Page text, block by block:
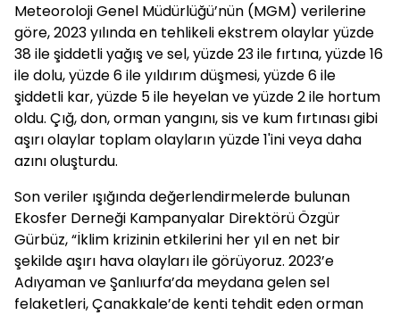
Meteoroloji Genel Müdürlüğü’nün (MGM) verilerine
göre, 2023 yılında en tehlikeli ekstrem olaylar yüzde
38 ile şiddetli yağış ve sel, yüzde 23 ile fırtına, yüzde 16
ile dolu, yüzde 6 ile yıldırım düşmesi, yüzde 6 ile
şiddetli kar, yüzde 5 ile heyelan ve yüzde 2 ile hortum
oldu. Çığ, don, orman yangını, sis ve kum fırtınası gibi
aşırı olaylar toplam olayların yüzde 1'ini veya daha
azını oluşturdu.
Son veriler ışığında değerlendirmelerde bulunan
Ekosfer Derneği Kampanyalar Direktörü Özgür
Gürbüz, “İklim krizinin etkilerini her yıl en net bir
şekilde aşırı hava olayları ile görüyoruz. 2023’e
Adıyaman ve Şanlıurfa’da meydana gelen sel
felaketleri, Çanakkale’de kenti tehdit eden orman